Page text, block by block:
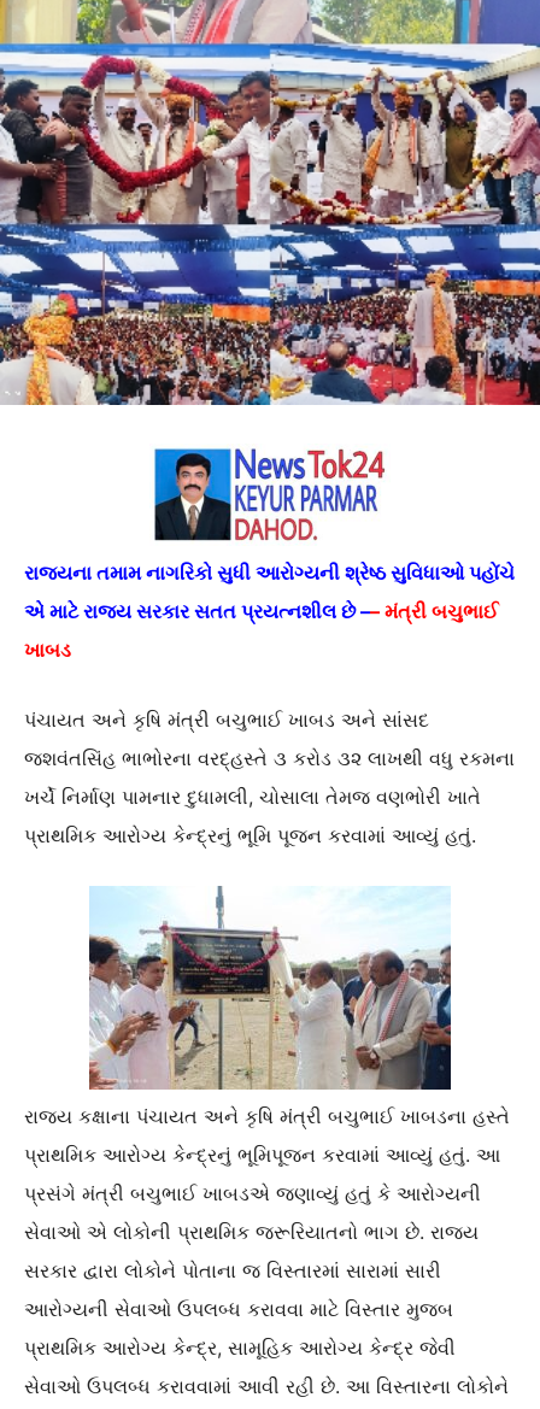
રાજ્યના તમામ નાગરિકો સુધી આરોગ્યની શ્રેષ્ઠ સુવિધાઓ પહોંચે
એ માટે રાજ્ય સરકાર સતત પ્રયત્નશીલ છે –– મંત્રી બચુભાઈ
ખાબડ
પંચાયત અને કૃષિ મંત્રી બચુભાઈ ખાબડ અને સાંસદ
જશવંતસિંહ ભાભોરના વરદ્હસ્તે ૩ કરોડ ૩૨ લાખથી વધુ રકમના
ખર્ચે નિર્માણ પામનાર દુધામલી, ચોસાલા તેમજ વણભોરી ખાતે
પ્રાથમિક આરોગ્ય કેન્દ્રનું ભૂમિ પૂજન કરવામાં આવ્યું હતું.
રાજ્ય કક્ષાના પંચાયત અને કૃષિ મંત્રી બચુભાઈ ખાબડના હસ્તે
પ્રાથમિક આરોગ્ય કેન્દ્રનું ભૂમિપૂજન કરવામાં આવ્યું હતું. આ
પ્રસંગે મંત્રી બચુભાઈ ખાબડએ જણાવ્યું હતું કે આરોગ્યની
સેવાઓ એ લોકોની પ્રાથમિક જરૂરિયાતનો ભાગ છે. રાજ્ય
સરકાર દ્વારા લોકોને પોતાના જ વિસ્તારમાં સારામાં સારી
આરોગ્યની સેવાઓ ઉપલબ્ધ કરાવવા માટે વિસ્તાર મુજબ
પ્રાથમિક આરોગ્ય કેન્દ્ર, સામૂહિક આરોગ્ય કેન્દ્ર જેવી
સેવાઓ ઉપલબ્ધ કરાવવામાં આવી રહી છે. આ વિસ્તારના લોકોને